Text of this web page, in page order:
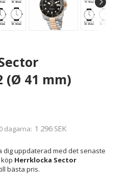
(Ø 41 mm)
dagarna 1 296 SEK
dig uppdaterad med det senaste
Herrklocka Sector
bästa pris.